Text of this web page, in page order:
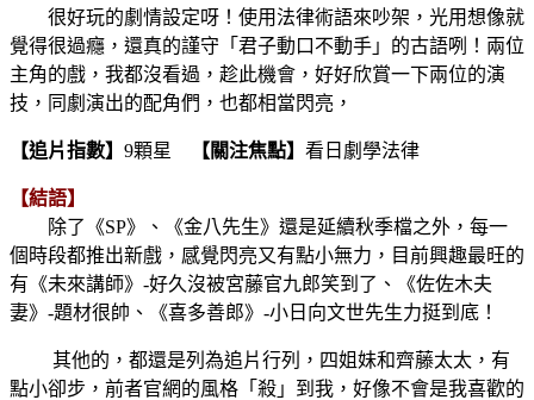
很好玩的劇情設定呀！使用法律術語來吵架，光用想像就
覺得很過癮，還真的謹守「君子動口不動手」的古語咧！兩位
主角的戲，我都沒看過，趁此機會，好好欣賞一下兩位的演
技，同劇演出的配角們，也都相當閃亮，
【追片指數】 9顆星 【關注焦點】 看日劇學法律
【結語】
除了《SP》、《金八先生》還是延續秋季檔之外，每一
個時段都推出新戲，感覺閃亮又有點小無力，目前興趣最旺的
有《未來講師》-好久沒被宮藤官九郎笑到了、《佐佐木夫
妻》-題材很帥、《喜多善郎》-小日向文世先生力挺到底！
其他的，都還是列為追片行列，四姐妹和齊藤太太，有
點小卻步，前者官網的風格「殺」到我，好像不會是我喜歡的